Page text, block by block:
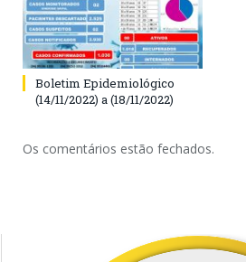
Boletim Epidemiológico
(14/11/2022) a (18/11/2022)
Os comentários estão fechados.